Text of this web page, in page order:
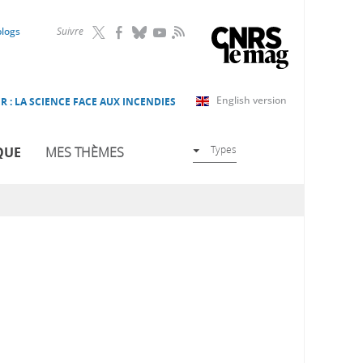
Suivre RSS
English version
: LA SCIENCE FACE AUX INCENDIES
MES THÈMES Types